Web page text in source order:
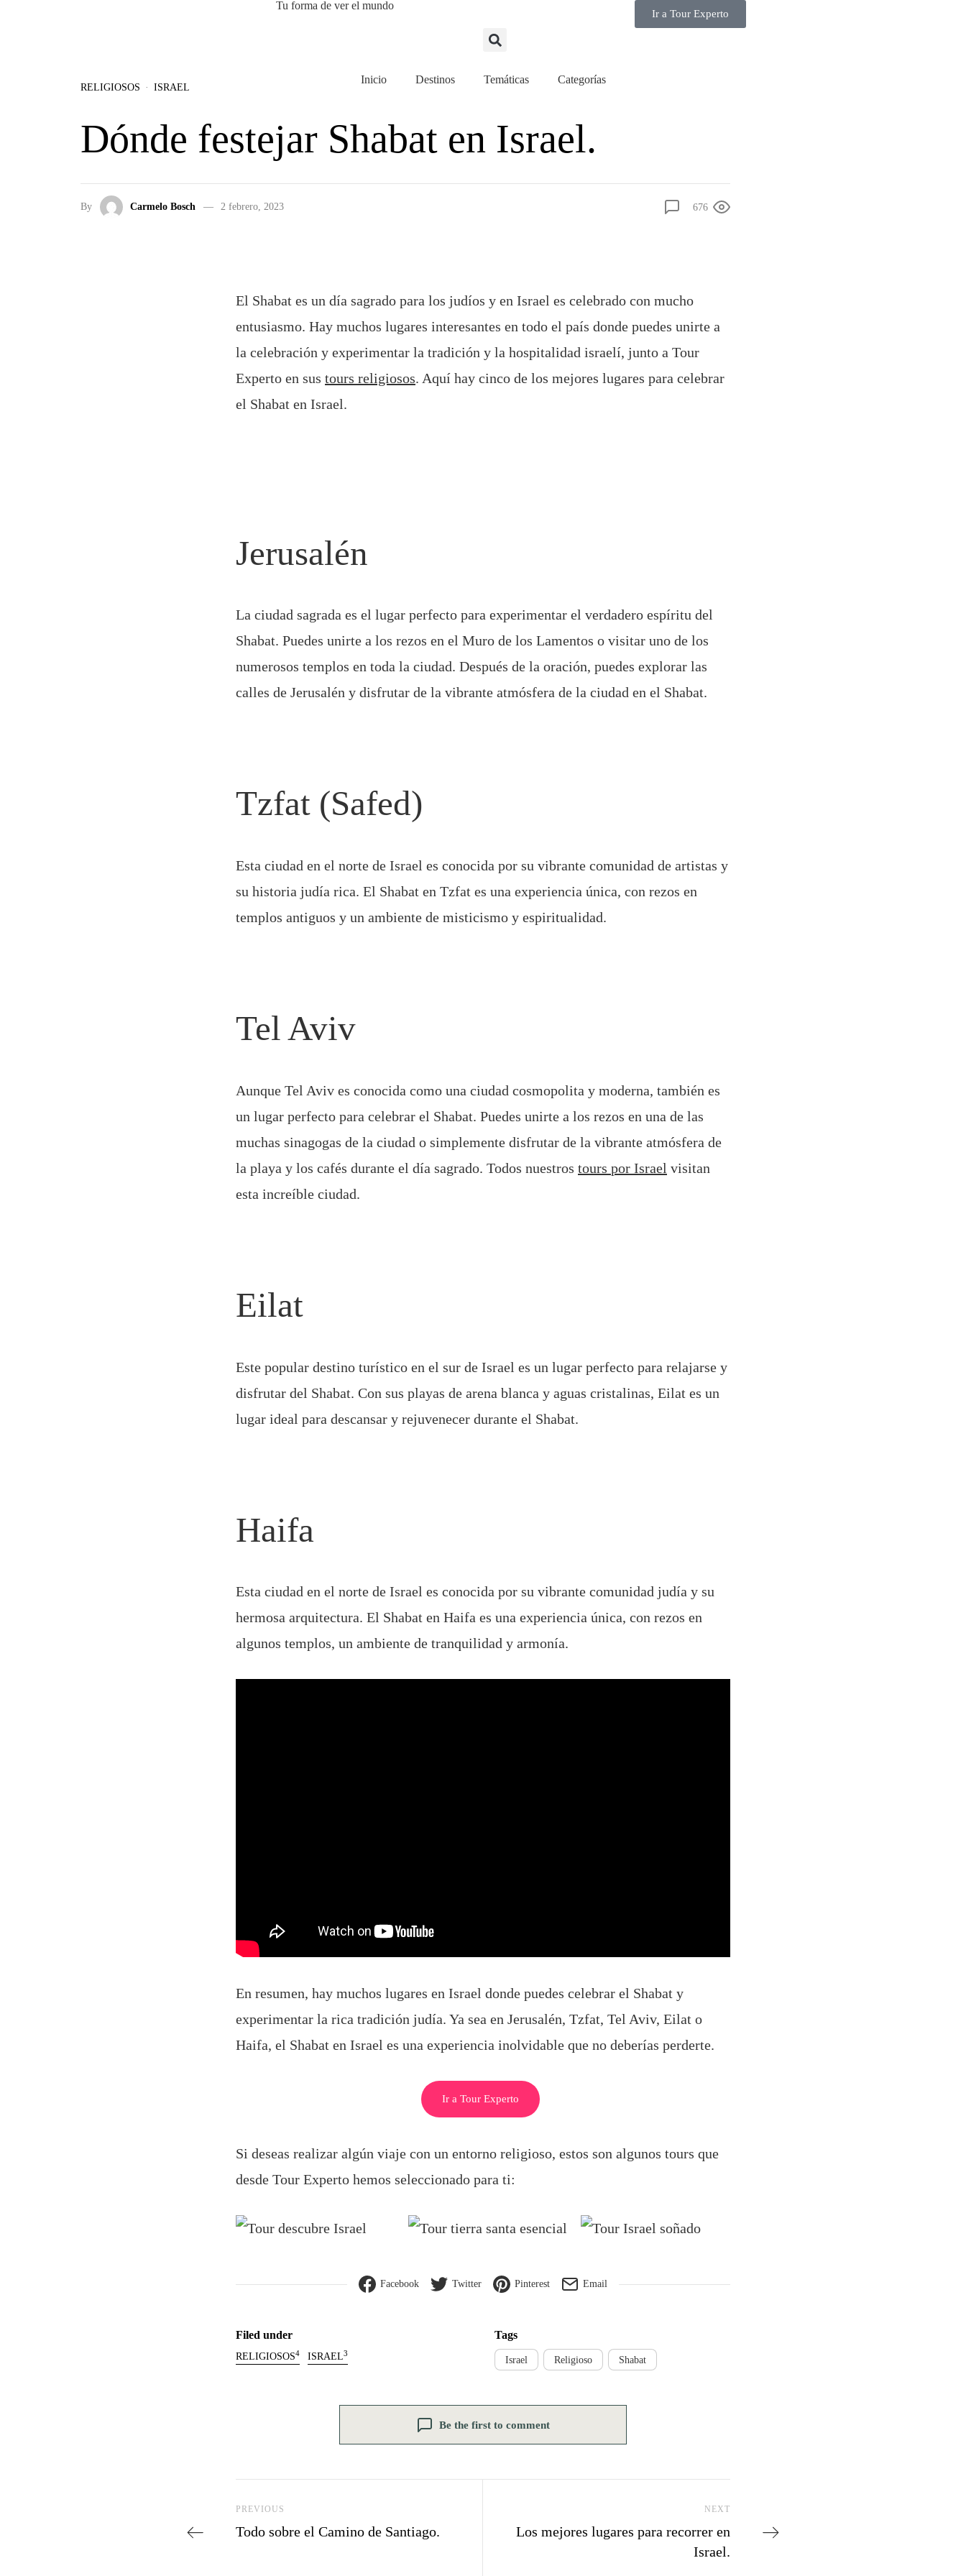
Tu forma de ver el mundo
Ir a Tour Experto
Inicio Destinos Temáticas Categorías
RELIGIOSOS ISRAEL
Dónde festejar Shabat en Israel.
By Carmelo Bosch 2 febrero, 2023 676
El Shabat es un día sagrado para los judíos y en Israel es celebrado con mucho
entusiasmo. Hay muchos lugares interesantes en todo el país donde puedes unirte a
la celebración y experimentar la tradición y la hospitalidad israelí, junto a Tour
Experto en sus tours religiosos. Aquí hay cinco de los mejores lugares para celebrar
el Shabat en Israel.
Jerusalén
La ciudad sagrada es el lugar perfecto para experimentar el verdadero espíritu del
Shabat. Puedes unirte a los rezos en el Muro de los Lamentos o visitar uno de los
numerosos templos en toda la ciudad. Después de la oración, puedes explorar las
calles de Jerusalén y disfrutar de la vibrante atmósfera de la ciudad en el Shabat.
Tzfat (Safed)
Esta ciudad en el norte de Israel es conocida por su vibrante comunidad de artistas y
su historia judía rica. El Shabat en Tzfat es una experiencia única, con rezos en
templos antiguos y un ambiente de misticismo y espiritualidad.
Tel Aviv
Aunque Tel Aviv es conocida como una ciudad cosmopolita y moderna, también es
un lugar perfecto para celebrar el Shabat. Puedes unirte a los rezos en una de las
muchas sinagogas de la ciudad o simplemente disfrutar de la vibrante atmósfera de
la playa y los cafés durante el día sagrado. Todos nuestros tours por Israel visitan
esta increíble ciudad.
Eilat
Este popular destino turístico en el sur de Israel es un lugar perfecto para relajarse y
disfrutar del Shabat. Con sus playas de arena blanca y aguas cristalinas, Eilat es un
lugar ideal para descansar y rejuvenecer durante el Shabat.
Haifa
Esta ciudad en el norte de Israel es conocida por su vibrante comunidad judía y su
hermosa arquitectura. El Shabat en Haifa es una experiencia única, con rezos en
algunos templos, un ambiente de tranquilidad y armonía.
En resumen, hay muchos lugares en Israel donde puedes celebrar el Shabat y
experimentar la rica tradición judía. Ya sea en Jerusalén, Tzfat, Tel Aviv, Eilat o
Haifa, el Shabat en Israel es una experiencia inolvidable que no deberías perderte.
Ir a Tour Experto
Si deseas realizar algún viaje con un entorno religioso, estos son algunos tours que
desde Tour Experto hemos seleccionado para ti:
Facebook Twitter Pinterest Email
Filed under
RELIGIOSOS4 ISRAEL3
Tags
Israel Religioso Shabat
Be the first to comment
Previous Post
PREVIOUS
Todo sobre el Camino de Santiago.
NEXT
Los mejores lugares para recorrer en
Israel.